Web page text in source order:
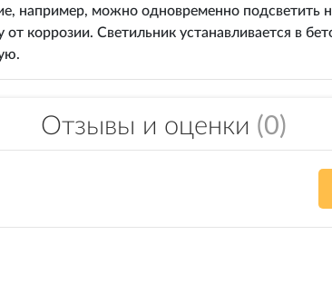
например, можно одновременно
коррозии. Светильник устанавливается в
Отзывы и оценки (0)